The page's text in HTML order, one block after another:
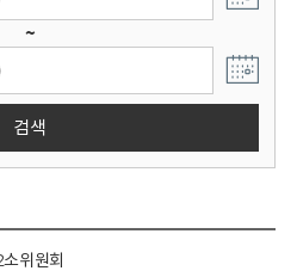
~
검색
소위원회